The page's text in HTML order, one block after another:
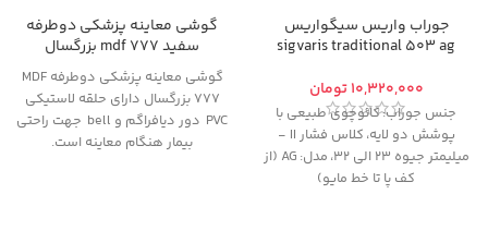
جوراب واریس سیگواریس
sigvaris traditional 503 ag
تومان
جنس جوراب:کائوچوی طبیعی با
پوشش دو لایه،
کلاس فشار II -
میلیمتر جیوه 23 الی 32
، مدل:
AG (از
کف پا تا خط مایو)
گوشی معاینه پزشکی دوطرفه
سفید mdf 777 بزرگسال
گوشی معاینه پزشکی دوطرفه MDF
777 بزرگسال دارای حلقه لاستیکی
PVC دور دیافراگم و bell جهت راحتی
بیمار هنگام معاینه است.